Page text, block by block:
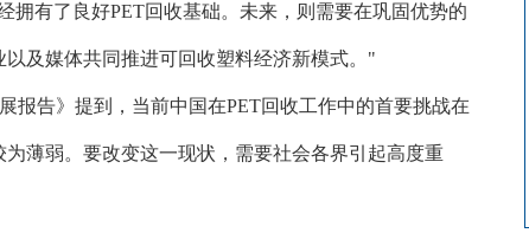
拥有了良好PET回收基础。未来，则需要在巩固优势的
及媒体共同推进可回收塑料经济新模式。"
报告》提到，当前中国在PET回收工作中的首要挑战在
薄弱。要改变这一现状，需要社会各界引起高度重